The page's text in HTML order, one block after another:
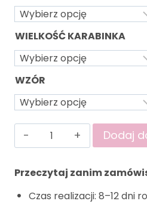
WIELKOŚĆ KARABINKA
WZÓR
Dodaj
Przeczytaj zanim
Czas realizacji: 8–12 dni